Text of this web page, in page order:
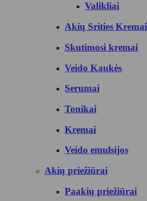
Valikliai
Akių Srities Kremai
Skutimosi kremai
Veido Kaukės
Serumai
Tonikai
Kremai
Veido emulsijos
Akių priežiūrai
Paakių priežiūrai